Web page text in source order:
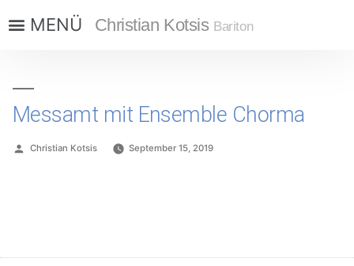
Christian Kotsis Bariton
Messamt mit Ensemble Chorma
Christian Kotsis September 15, 2019